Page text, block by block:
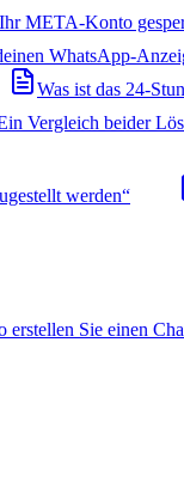
META-Konto
WhatsApp-
Was ist das 24-
Vergleich beider
werden“
erstellen Sie einen